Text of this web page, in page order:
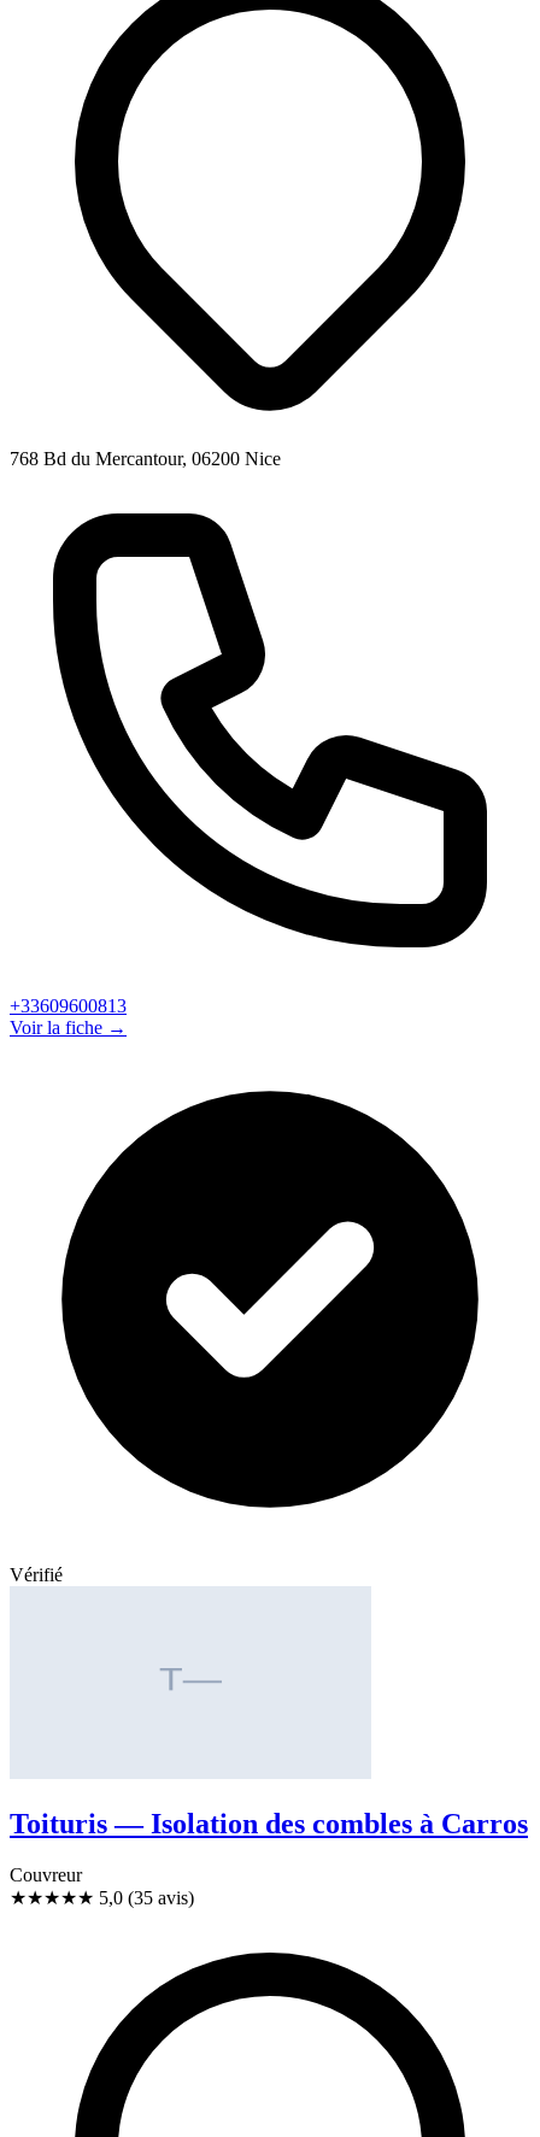
768 Bd du Mercantour, 06200 Nice
+33609600813
Voir la fiche →
Vérifié
Toituris — Isolation des combles à Carros
Couvreur
★★★★★ 5,0 (35 avis)